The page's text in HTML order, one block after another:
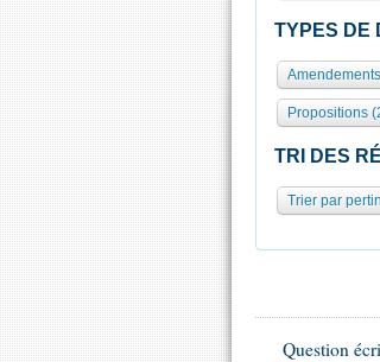
TYPES DE
Propositions
TRI DES
Trier par
Question